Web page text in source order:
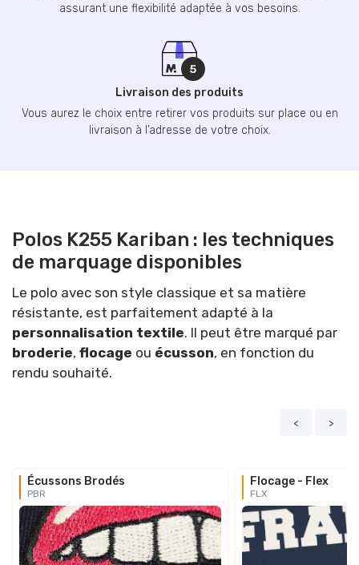
assurant une flexibilité adaptée à vos besoins.
Livraison des produits
Vous aurez le choix entre retirer vos produits sur place ou en
livraison à l’adresse de votre choix.
Polos K255 Kariban : les techniques
de marquage disponibles
Le polo avec son style classique et sa matière
résistante, est parfaitement adapté à la
personnalisation textile. Il peut être marqué par
broderie, flocage ou écusson, en fonction du
rendu souhaité.
< >
Écussons Brodés
PBR
Flocage - Flex
FLX